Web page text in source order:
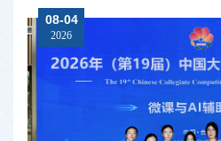
况、学业水...
08-04
2026